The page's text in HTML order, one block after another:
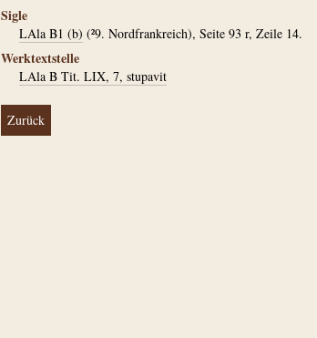
Sigle
LAla B1 (b) (²9. Nordfrankreich), Seite 93 r, Zeile 14.
Werktextstelle
LAla B Tit. LIX, 7, stupavit
Zurück